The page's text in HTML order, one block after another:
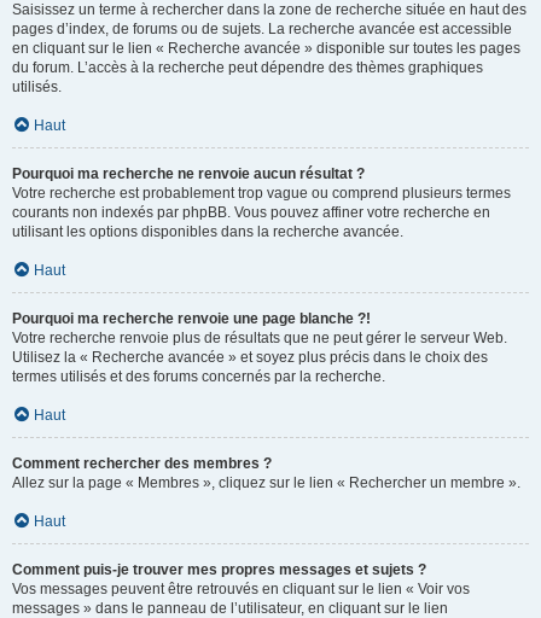
Saisissez un terme à rechercher dans la zone de recherche située en haut des
pages d’index, de forums ou de sujets. La recherche avancée est accessible
en cliquant sur le lien « Recherche avancée » disponible sur toutes les pages
du forum. L’accès à la recherche peut dépendre des thèmes graphiques
utilisés.
Haut
Pourquoi ma recherche ne renvoie aucun résultat ?
Votre recherche est probablement trop vague ou comprend plusieurs termes
courants non indexés par phpBB. Vous pouvez affiner votre recherche en
utilisant les options disponibles dans la recherche avancée.
Haut
Pourquoi ma recherche renvoie une page blanche ?!
Votre recherche renvoie plus de résultats que ne peut gérer le serveur Web.
Utilisez la « Recherche avancée » et soyez plus précis dans le choix des
termes utilisés et des forums concernés par la recherche.
Haut
Comment rechercher des membres ?
Allez sur la page « Membres », cliquez sur le lien « Rechercher un membre ».
Haut
Comment puis-je trouver mes propres messages et sujets ?
Vos messages peuvent être retrouvés en cliquant sur le lien « Voir vos
messages » dans le panneau de l’utilisateur, en cliquant sur le lien